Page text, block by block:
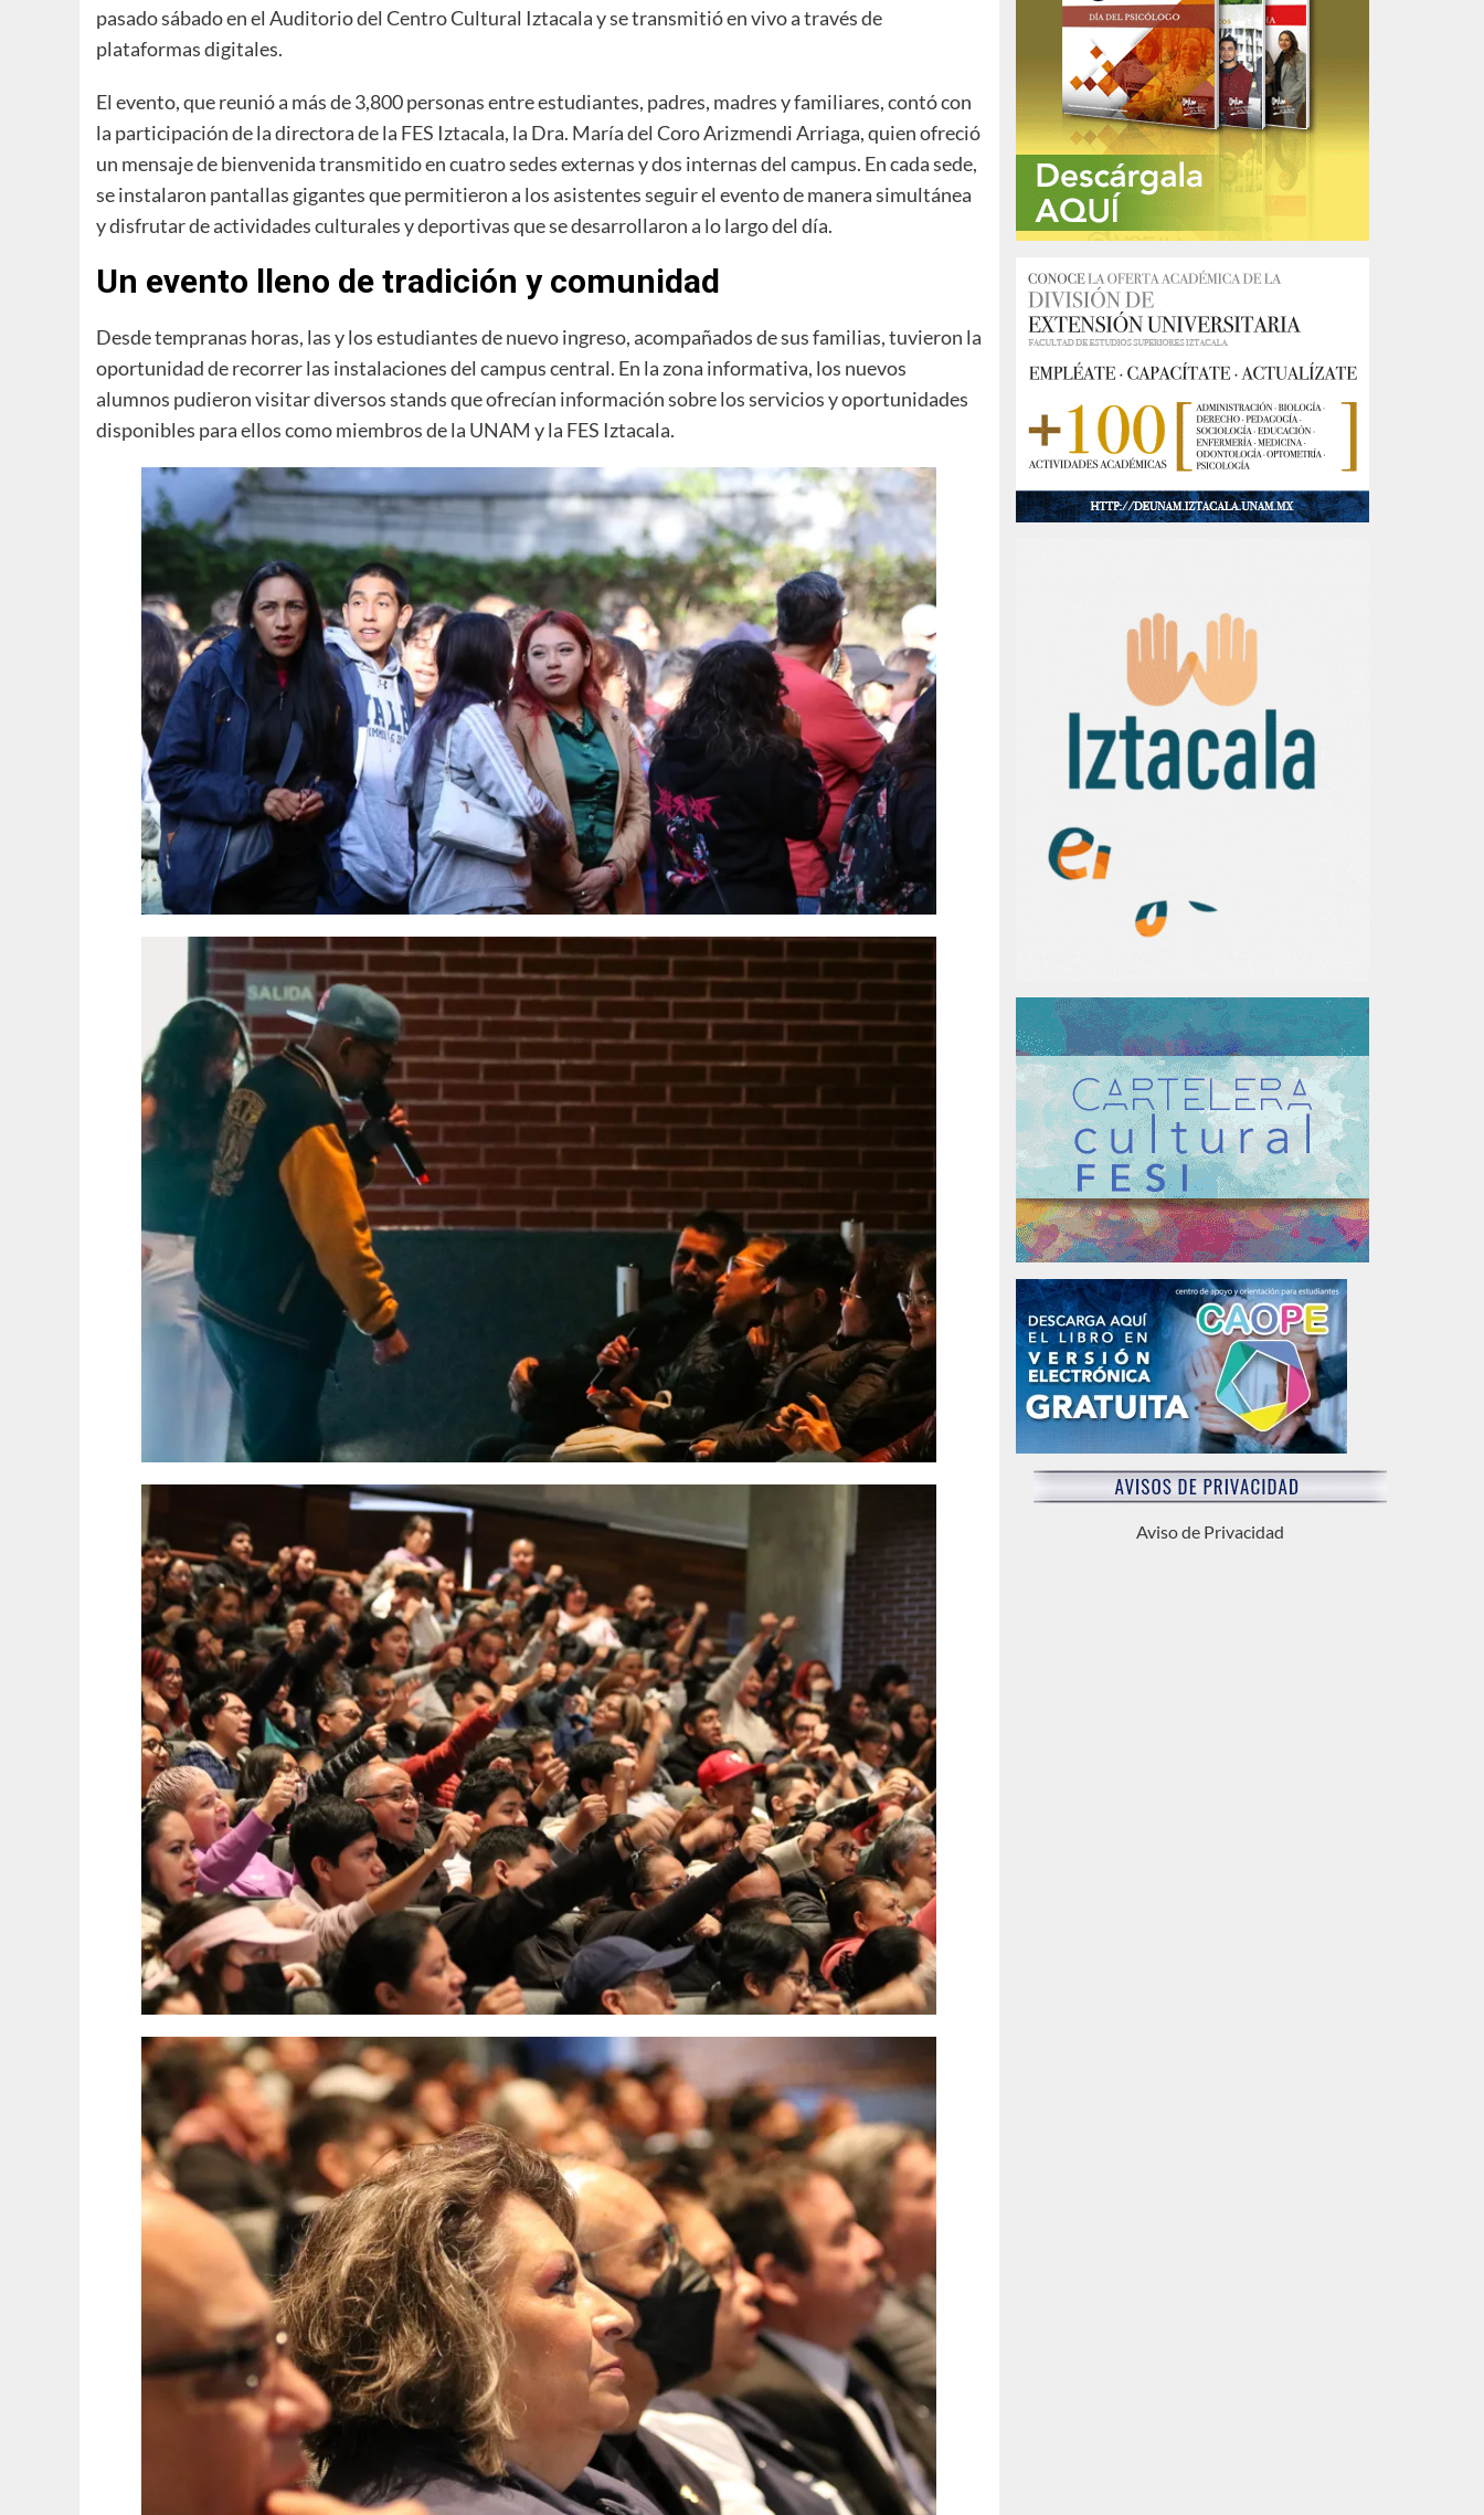
pasado sábado en el Auditorio del Centro Cultural Iztacala y se transmitió en vivo a través de
plataformas digitales.
El evento, que reunió a más de 3,800 personas entre estudiantes, padres, madres y familiares, contó con
la participación de la directora de la FES Iztacala, la Dra. María del Coro Arizmendi Arriaga, quien ofreció
un mensaje de bienvenida transmitido en cuatro sedes externas y dos internas del campus. En cada sede,
se instalaron pantallas gigantes que permitieron a los asistentes seguir el evento de manera simultánea
y disfrutar de actividades culturales y deportivas que se desarrollaron a lo largo del día.
Un evento lleno de tradición y comunidad
Desde tempranas horas, las y los estudiantes de nuevo ingreso, acompañados de sus familias, tuvieron la
oportunidad de recorrer las instalaciones del campus central. En la zona informativa, los nuevos
alumnos pudieron visitar diversos stands que ofrecían información sobre los servicios y oportunidades
disponibles para ellos como miembros de la UNAM y la FES Iztacala.
Aviso de Privacidad